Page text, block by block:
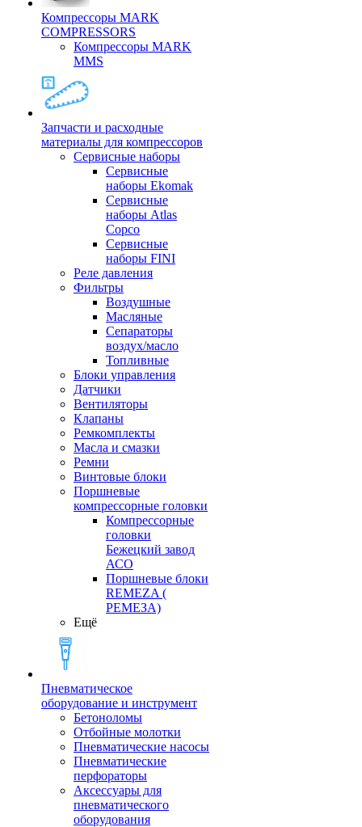
Компрессоры MARK
COMPRESSORS
Компрессоры MARK
MMS
Запчасти и расходные
материалы для компрессоров
Cервисные наборы
Сервисные
наборы Ekomak
Cервисные
наборы Atlas
Copco
Сервисные
наборы FINI
Реле давления
Фильтры
Воздушные
Масляные
Сепараторы
воздух/масло
Топливные
Блоки управления
Датчики
Вентиляторы
Клапаны
Ремкомплекты
Масла и смазки
Ремни
Винтовые блоки
Поршневые
компрессорные головки
Компрессорные
головки
Бежецкий завод
АСО
Поршневые блоки
REMEZA (
РЕМЕЗА)
Ещё
Пневматическое
оборудование и инструмент
Бетоноломы
Отбойные молотки
Пневматические насосы
Пневматические
перфораторы
Аксессуары для
пневматического
оборудования